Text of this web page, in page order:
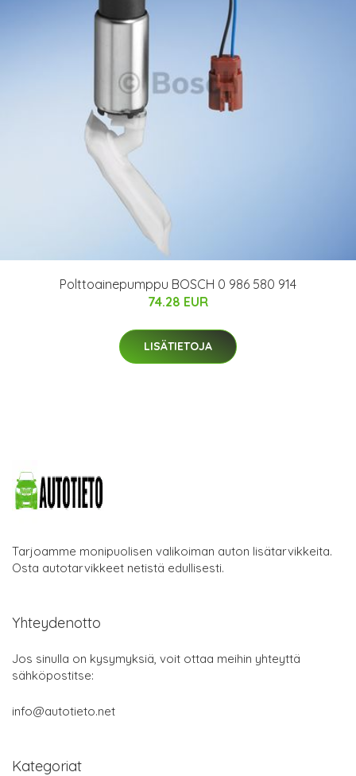
Polttoainepumppu BOSCH 0 986 580 914
74.28 EUR
LISÄTIETOJA
Tarjoamme monipuolisen valikoiman auton lisätarvikkeita.
Osta autotarvikkeet netistä edullisesti.
Yhteydenotto
Jos sinulla on kysymyksiä, voit ottaa meihin yhteyttä
sähköpostitse:
info@autotieto.net
Kategoriat